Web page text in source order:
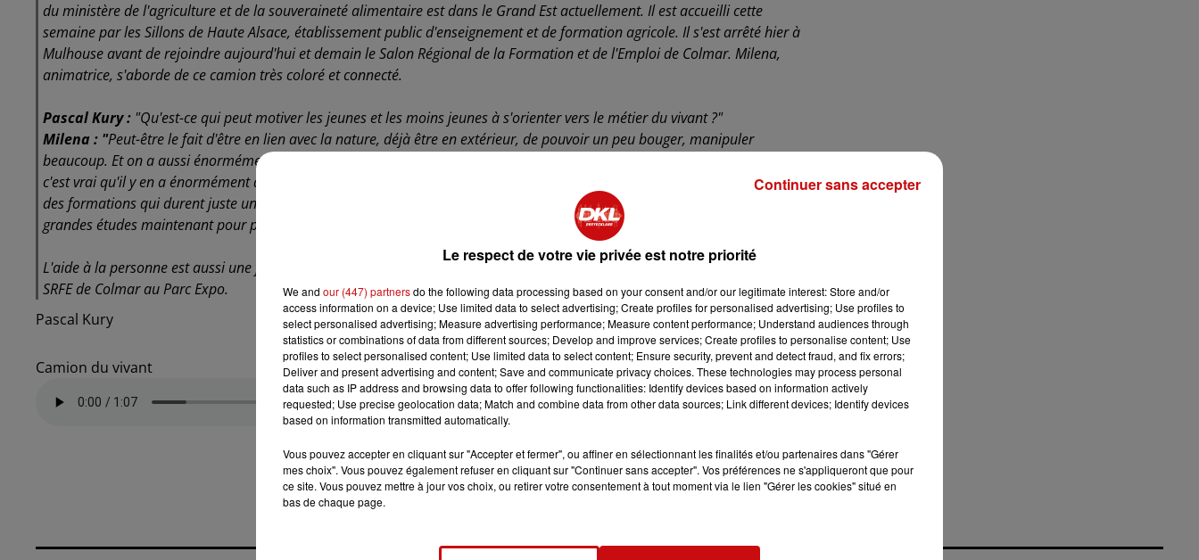
du ministère de l'agriculture et de la souveraineté alimentaire est dans le Grand Est actuellement. Il est accueilli cette
semaine par les Sillons de Haute Alsace, établissement public d'enseignement et de formation agricole. Il s'est arrêté hier à
Mulhouse avant de rejoindre aujourd'hui et demain le Salon Régional de la Formation et de l'Emploi de Colmar. Milena,
animatrice, s'aborde de ce camion très coloré et connecté.
Pascal Kury : "Qu'est-ce qui peut motiver les jeunes et les moins jeunes à s'orienter vers le métier du vivant ?"
Milena : "Peut-être le fait d'être en lien avec la nature, déjà être en extérieur, de pouvoir un peu bouger, manipuler
beaucoup. Et on a aussi énormément de reconversion professionnelle, on appelle cela les certificats de spécialisation. Et
c'est vrai qu'il y en a énormément qui existent et on peut switcher un peu de boulot assez facilement comme ça en faisant
des formations qui durent juste un an. Et du coup c'est vrai que c'est plus accessible. On n'a pas besoin de faire de très très
grandes études maintenant pour pouvoir aller travailler dans des secteurs différents, en lien avec la nature."
L'aide à la personne est aussi une filière certes méconnue dans les métiers du vivant. On en reparle cette fin de semaine au
SRFE de Colmar au Parc Expo.
Pascal Kury
Camion du vivant
Le respect de votre vie privée est notre priorité
We and our (447) partnersdo the following data processing based on your consent and/or our legitimate interest: Store and/or
access information on a device; Use limited data to select advertising; Create profiles for personalised advertising; Use profiles to
select personalised advertising; Measure advertising performance; Measure content performance; Understand audiences through
statistics or combinations of data from different sources; Develop and improve services; Create profiles to personalise content; Use
profiles to select personalised content; Use limited data to select content; Ensure security, prevent and detect fraud, and fix errors;
Deliver and present advertising and content; Save and communicate privacy choices. These technologies may process personal
data such as IP address and browsing data to offer following functionalities: Identify devices based on information actively
requested; Use precise geolocation data; Match and combine data from other data sources; Link different devices; Identify devices
based on information transmitted automatically.
Vous pouvez accepter en cliquant sur "Accepter et fermer", ou affiner en sélectionnant les finalités et/ou partenaires dans "Gérer
mes choix". Vous pouvez également refuser en cliquant sur "Continuer sans accepter". Vos préférences ne s'appliqueront que pour
ce site. Vous pouvez mettre à jour vos choix, ou retirer votre consentement à tout moment via le lien "Gérer les cookies" situé en
bas de chaque page.
Continuer sans accepter